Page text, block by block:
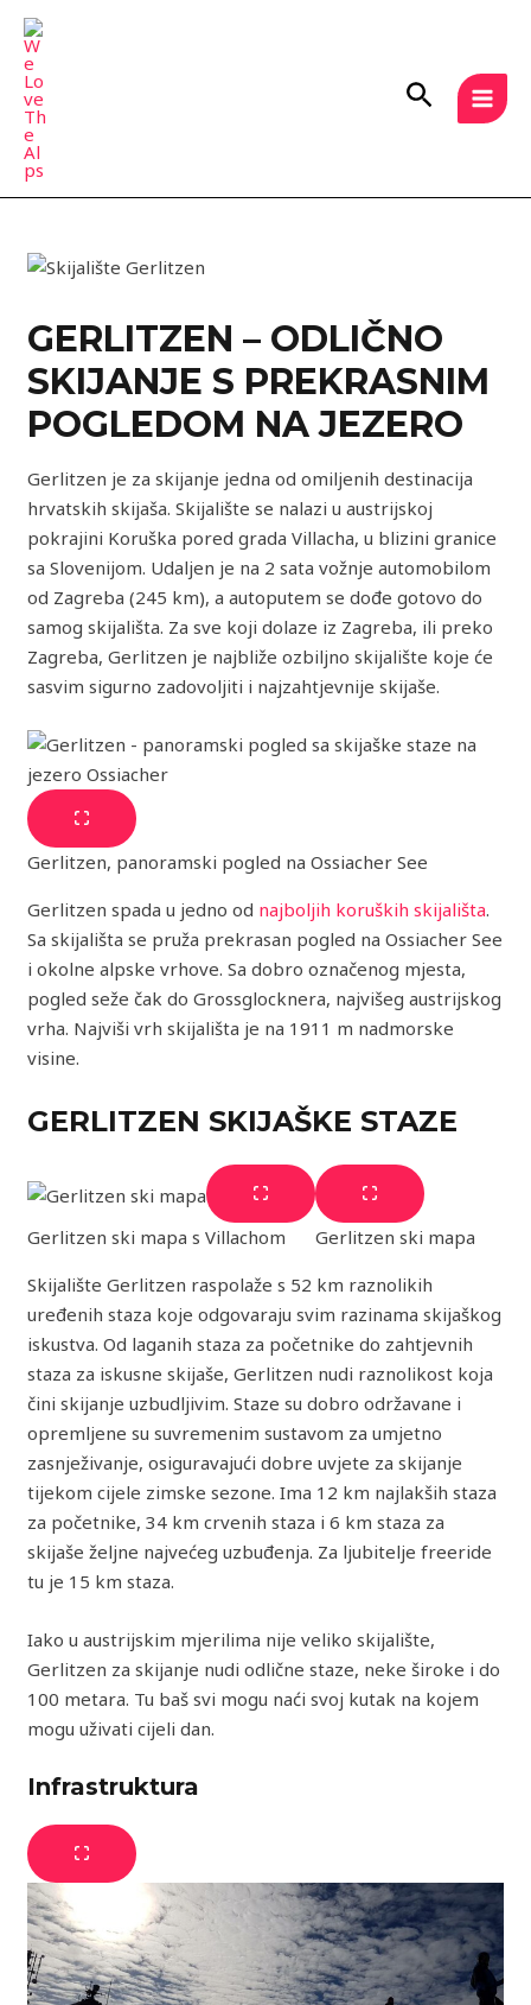
Skip
content
Search
GERLITZEN – ODLIČNO
SKIJANJE S PREKRASNIM
POGLEDOM NA JEZERO
Gerlitzen je za skijanje jedna od omiljenih destinacija
hrvatskih skijaša. Skijalište se nalazi u austrijskoj
pokrajini Koruška pored grada Villacha, u blizini granice
sa Slovenijom. Udaljen je na 2 sata vožnje automobilom
od Zagreba (245 km), a autoputem se dođe gotovo do
samog skijališta. Za sve koji dolaze iz Zagreba, ili preko
Zagreba, Gerlitzen je najbliže ozbiljno skijalište koje će
sasvim sigurno zadovoljiti i najzahtjevnije skijaše.
Gerlitzen, panoramski pogled na Ossiacher See
Gerlitzen spada u jedno od najboljih koruških skijališta.
Sa skijališta se pruža prekrasan pogled na Ossiacher See
i okolne alpske vrhove. Sa dobro označenog mjesta,
pogled seže čak do Grossglocknera, najvišeg austrijskog
vrha. Najviši vrh skijališta je na 1911 m nadmorske
visine.
GERLITZEN SKIJAŠKE STAZE
Gerlitzen ski mapa s Villachom
Gerlitzen ski mapa
Skijalište Gerlitzen raspolaže s 52 km raznolikih
uređenih staza koje odgovaraju svim razinama skijaškog
iskustva. Od laganih staza za početnike do zahtjevnih
staza za iskusne skijaše, Gerlitzen nudi raznolikost koja
čini skijanje uzbudljivim. Staze su dobro održavane i
opremljene su suvremenim sustavom za umjetno
zasnježivanje, osiguravajući dobre uvjete za skijanje
tijekom cijele zimske sezone. Ima 12 km najlakših staza
za početnike, 34 km crvenih staza i 6 km staza za
skijaše željne najvećeg uzbuđenja. Za ljubitelje freeride
tu je 15 km staza.
Iako u austrijskim mjerilima nije veliko skijalište,
Gerlitzen za skijanje nudi odlične staze, neke široke i do
100 metara. Tu baš svi mogu naći svoj kutak na kojem
mogu uživati cijeli dan.
Infrastruktura